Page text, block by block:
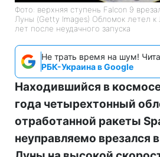
Фото: верхняя ступень Falcon 9
Луны (Getty Images) Обломок летел
лет после неудачного запуска
Не трать время на шум!
РБК-Украина в Google
Находившийся в
года четырехтонный
отработанной ракеты
неуправляемо врезался